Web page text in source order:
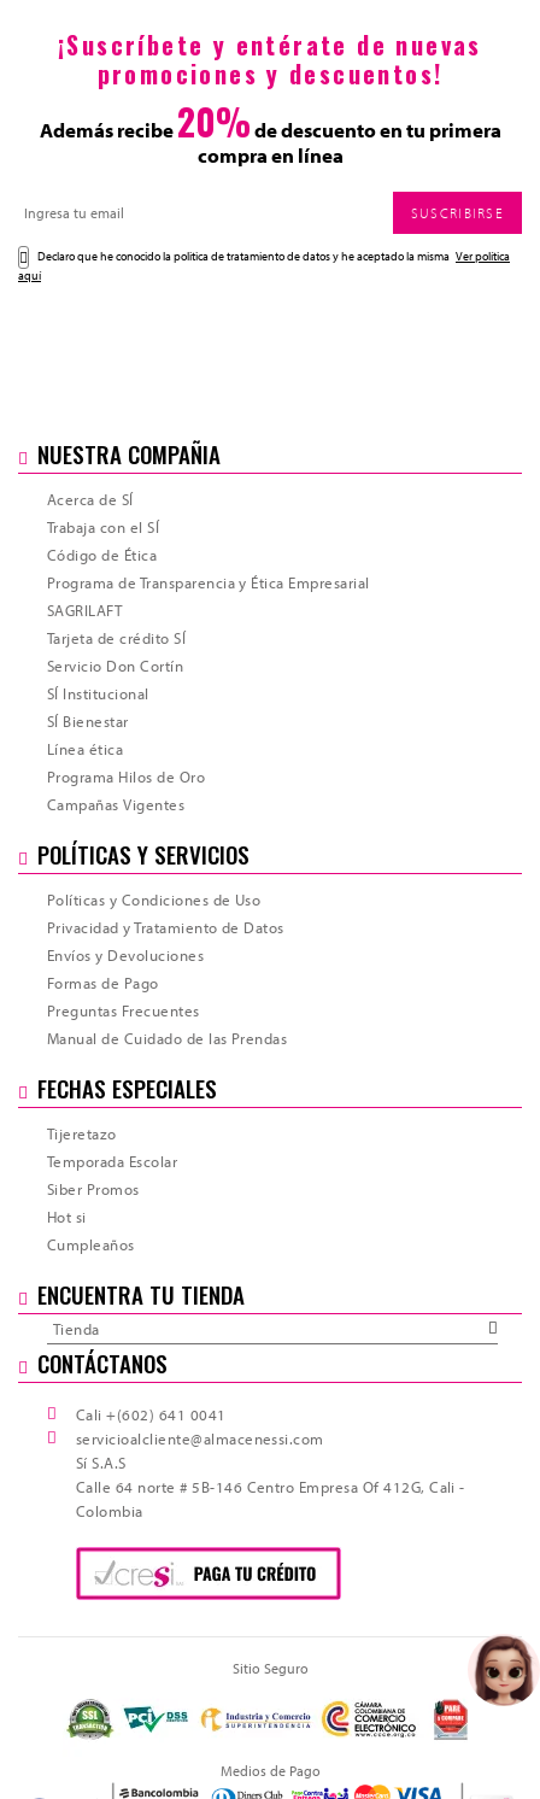
¡Suscríbete y entérate de nuevas
promociones y descuentos!
Además recibe20%de descuento en tu primera
compra en línea
SUSCRIBIRSE
Declaro que he conocido la politica de tratamiento de datos y he aceptado la misma Ver política
aquí
NUESTRA COMPAÑIA
Acerca de SÍ
Trabaja con el SÍ
Código de Ética
Programa de Transparencia y Ética Empresarial
SAGRILAFT
Tarjeta de crédito SÍ
Servicio Don Cortín
SÍ Institucional
SÍ Bienestar
Línea ética
Programa Hilos de Oro
Campañas Vigentes
POLÍTICAS Y SERVICIOS
Políticas y Condiciones de Uso
Privacidad y Tratamiento de Datos
Envíos y Devoluciones
Formas de Pago
Preguntas Frecuentes
Manual de Cuidado de las Prendas
FECHAS ESPECIALES
Tijeretazo
Temporada Escolar
Siber Promos
Hot si
Cumpleaños
ENCUENTRA TU TIENDA
Tienda
CONTÁCTANOS
Cali +(602) 641 0041
servicioalcliente@almacenessi.com
Sí S.A.S
Calle 64 norte # 5B-146 Centro Empresa Of 412G, Cali -
Colombia
Sitio Seguro
Medios de Pago